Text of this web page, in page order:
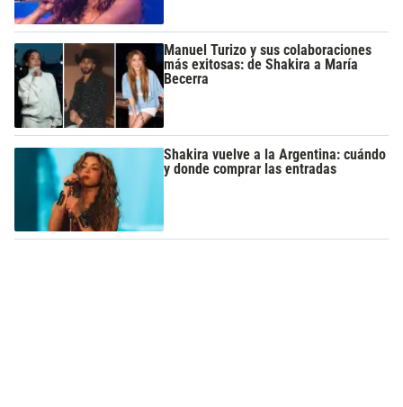
Manuel Turizo y sus colaboraciones
más exitosas: de Shakira a María
Becerra
Shakira vuelve a la Argentina: cuándo
y donde comprar las entradas